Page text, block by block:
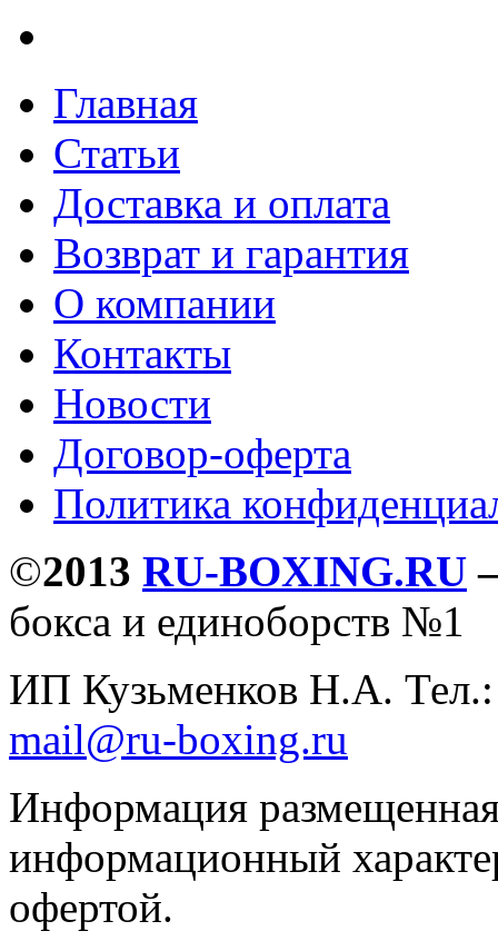
Главная
Статьи
Доставка и оплата
Возврат и гарантия
О компании
Контакты
Новости
Договор-оферта
Политика
©2013 RU-BOXING.RU
бокса и единоборств №1
ИП Кузьменков Н.А.
mail@ru-boxing.ru
Информация
информационный
офертой.